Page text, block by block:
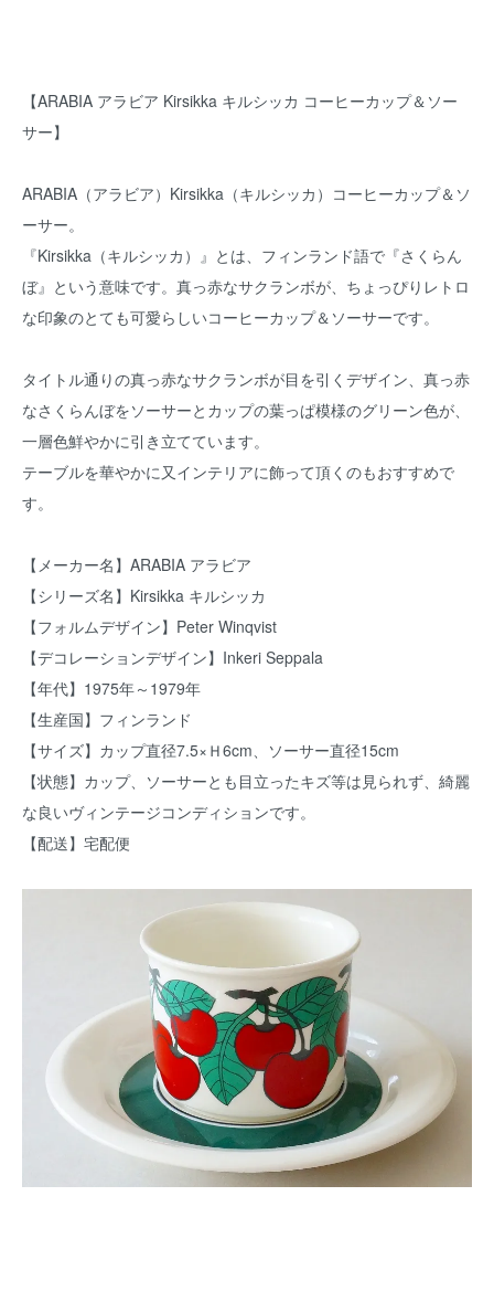
【ARABIA アラビア Kirsikka キルシッカ コーヒーカップ＆ソー
サー】
ARABIA（アラビア）Kirsikka（キルシッカ）コーヒーカップ＆ソ
ーサー。
『Kirsikka（キルシッカ）』とは、フィンランド語で『さくらん
ぼ』という意味です。真っ赤なサクランボが、ちょっぴりレトロ
な印象のとても可愛らしいコーヒーカップ＆ソーサーです。
タイトル通りの真っ赤なサクランボが目を引くデザイン、真っ赤
なさくらんぼをソーサーとカップの葉っぱ模様のグリーン色が、
一層色鮮やかに引き立てています。
テーブルを華やかに又インテリアに飾って頂くのもおすすめで
す。
【メーカー名】ARABIA アラビア
【シリーズ名】Kirsikka キルシッカ
【フォルムデザイン】Peter Winqvist
【デコレーションデザイン】Inkeri Seppala
【年代】1975年～1979年
【生産国】フィンランド
【サイズ】カップ直径7.5×Ｈ6cm、ソーサー直径15cm
【状態】カップ、ソーサーとも目立ったキズ等は見られず、綺麗
な良いヴィンテージコンディションです。
【配送】宅配便